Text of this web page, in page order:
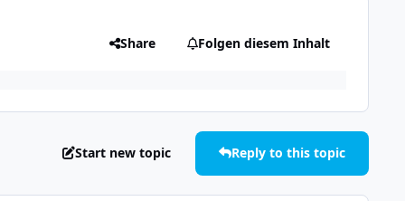
Share Folgen diesem Inhalt
Start new topic Reply to this topic